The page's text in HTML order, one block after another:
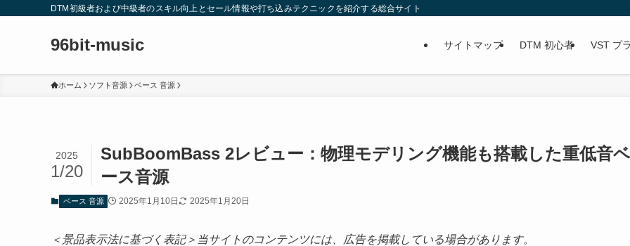
DTM初級者および中級者のスキル向上とセール情報や打ち込みテクニックを紹介する総合サイト
96bit-music サイトマップ DTM 初心者 VST プ
ホーム ソフト音源 ベース 音源
SubBoomBass 2レビュー：物理モデリング機能も搭載した重低音ベ
ース音源
2025
1/20
ベース 音源 2025年1月10日 2025年1月20日
＜景品表示法に基づく表記＞当サイトのコンテンツには、広告を掲載している場合があります。